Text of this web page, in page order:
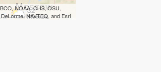
NOAA, CHS, OSU,
NAVTEQ, and Esri